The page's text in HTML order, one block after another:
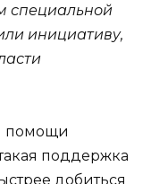
специальной
инициативу,
помощи
поддержка
добиться